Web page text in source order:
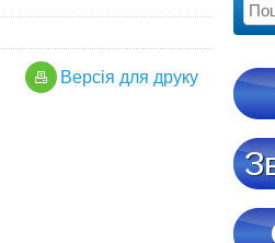
Версiя для друку